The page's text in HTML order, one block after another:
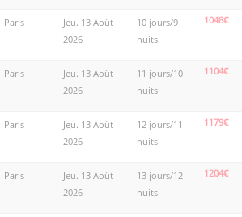
Paris
Jeu. 13 Août
2026
10 jours/9
nuits
1048€
Paris
Jeu. 13 Août
2026
11 jours/10
nuits
1104€
Paris
Jeu. 13 Août
2026
12 jours/11
nuits
1179€
Paris
Jeu. 13 Août
2026
13 jours/12
nuits
1204€